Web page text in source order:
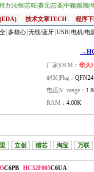
力 沁恒芯旺 赛元芯圣 中颖航顺
技术文章TECH 程序
多核心 无线/蓝牙 USB 电机/电
厂家|OEM： 华大
封装|Pkg： QFN24
电压|V_range：
RAM： 4.00K
立创 猎芯 淘宝 万联
C6PB HC32F005C6UA